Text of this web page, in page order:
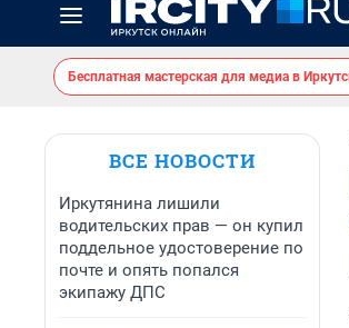
Бесплатная мастерская для медиа в
ВСЕ НОВОСТИ
Иркутянина лишили
водительских прав — он купил
поддельное удостоверение по
почте и опять попался
экипажу ДПС